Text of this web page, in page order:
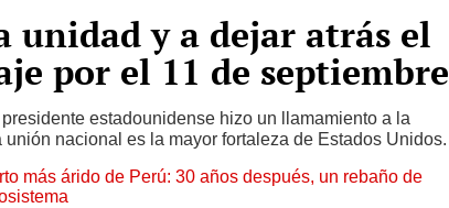
unidad y a dejar atrás el
por el 11 de septiembre
estadounidense hizo un llamamiento a la
nacional es la mayor fortaleza de Estados Unidos.
más árido de Perú: 30 años después, un rebaño de